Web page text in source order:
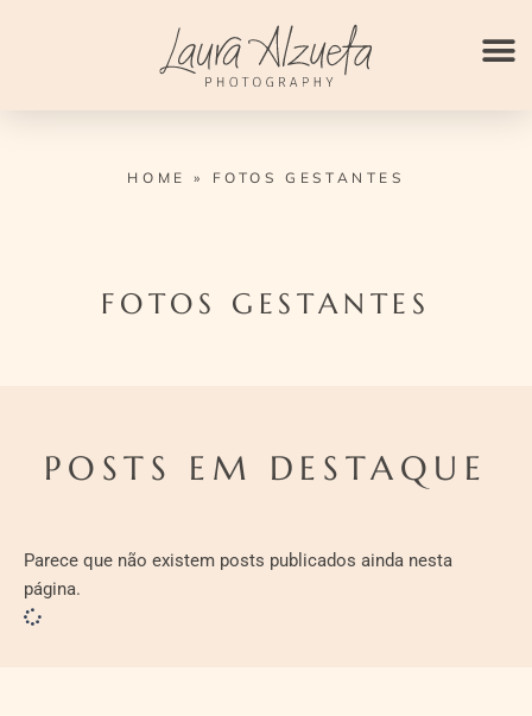
HOME » FOTOS GESTANTES
FOTOS GESTANTES
POSTS EM DESTAQUE
Parece que não existem posts publicados ainda nesta
página.